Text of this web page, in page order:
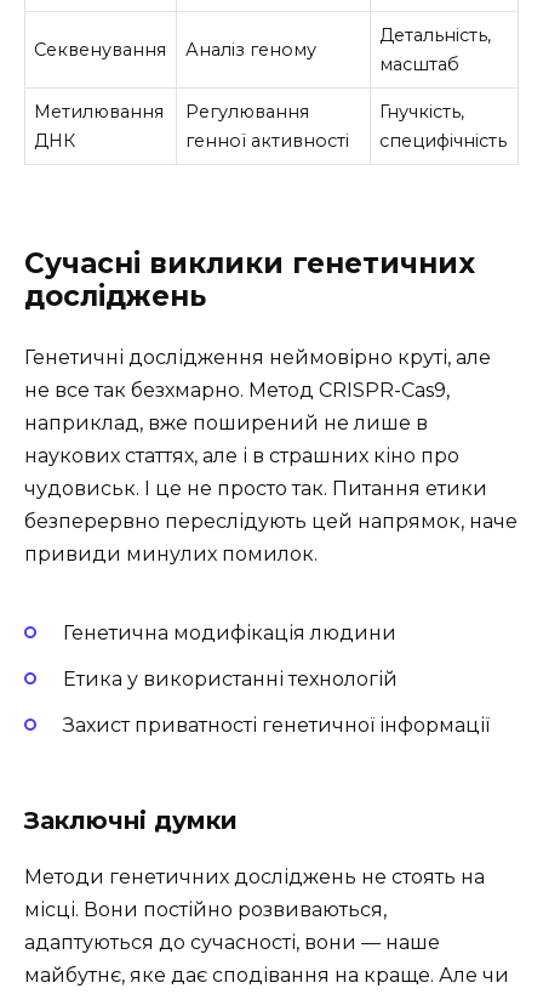
Секвенування Аналіз геному
Детальність,
масштаб
Метилювання
ДНК
Регулювання
генної активності
Гнучкість,
специфічність
Сучасні виклики генетичних
досліджень
Генетичні дослідження неймовірно круті, але
не все так безхмарно. Метод CRISPR-Cas9,
наприклад, вже поширений не лише в
наукових статтях, але і в страшних кіно про
чудовиськ. І це не просто так. Питання етики
безперервно переслідують цей напрямок, наче
привиди минулих помилок.
Генетична модифікація людини
Етика у використанні технологій
Захист приватності генетичної інформації
Заключні думки
Методи генетичних досліджень не стоять на
місці. Вони постійно розвиваються,
адаптуються до сучасності, вони — наше
майбутнє, яке дає сподівання на краще. Але чи